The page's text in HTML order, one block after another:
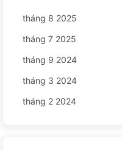
tháng 8 2025
tháng 7 2025
tháng 9 2024
tháng 3 2024
tháng 2 2024